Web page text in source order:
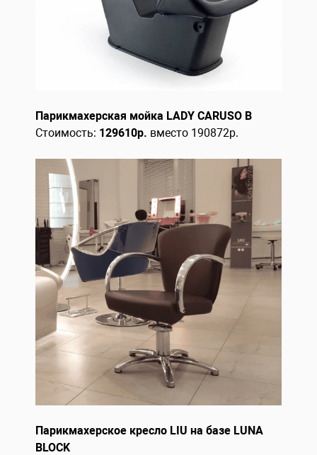
Парикмахерская мойка LADY CARUSO B
Стоимость: 129610р. вместо 190872р.
Парикмахерское кресло LIU на базе LUNA
BLOCK